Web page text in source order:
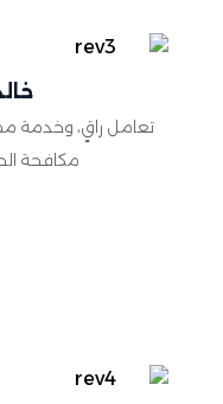
تعامل راقٍ، وخدمة
مكافحة